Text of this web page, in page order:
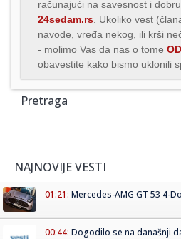
računajući na savesnost i
24sedam.rs . Ukoliko vest
navode, vređa nekog, ili krši
- molimo Vas da nas o tome
obavestite kako bismo uklonili
Pretraga
NAJNOVIJE VESTI
01:21: Mercedes-AMG GT 53 4-
00:44: Dogodilo se na današnji